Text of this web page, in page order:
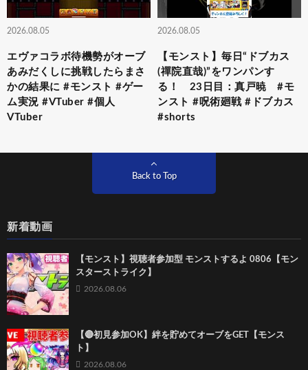
2026.08.05
エヴァコラボ待機勢がオーブ
あみだくしに挑戦したらまさ
かの結果に #モンスト #ゲー
ム実況 #VTuber #個人
VTuber
2026.08.05
【モンスト】毎日“ドブカス
(禪院直哉)”をワンパンす
る！ 23日目：真戸暁 #モ
ンスト #呪術廻戦 #ドブカス
#shorts
Back to Top
新着動画
【モンスト】視聴者参加型 モンストするよ 0806【モン
スターストライク】
2026.08.06
【🔴初見参加OK】絆を貯めてオーブをGET【モンス
ト】
2026.08.06